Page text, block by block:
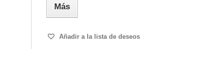
Más
Añadir a la lista de deseos